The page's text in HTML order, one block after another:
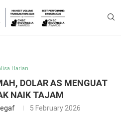
Harian
DOLAR AS MENGUAT
NAIK TAJAM
5 February 2026